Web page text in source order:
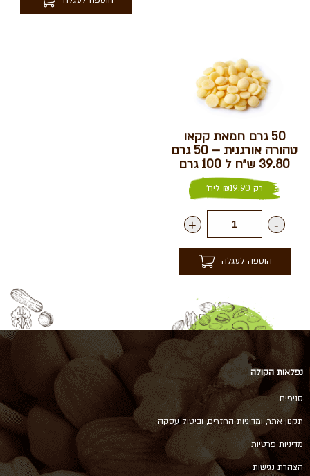
50 גרם חמאת קקאו
טהורה אורגנית – 50 גרם
39.80 ש״ח ל 100 גרם
רק ₪19.90 ליח'
-
+
הוספה לעגלה
נפלאות הקולה
סניפים
תקנון אתר, ומדיניות החזרים, וביטול עסקה
מדיניות פרטיות
הצהרת נגישות